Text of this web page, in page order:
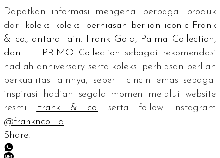
Dapatkan informasi mengenai berbagai produk
dari koleksi-koleksi perhiasan berlian iconic Frank
& co., antara lain: Frank Gold, Palma Collection,
dan EL PRIMO Collection sebagai rekomendasi
hadiah anniversary serta koleksi perhiasan berlian
berkualitas lainnya, seperti cincin emas sebagai
inspirasi hadiah segala momen melalui website
resmi
Frank & co.serta follow Instagram
@franknco_id
Share: